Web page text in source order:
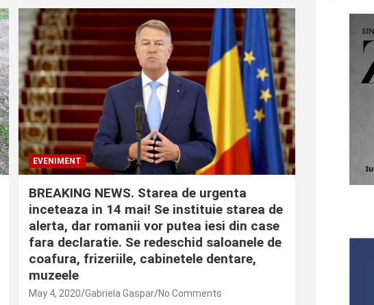
EVENIMENT
BREAKING NEWS. Starea de urgenta
inceteaza in 14 mai! Se instituie starea de
alerta, dar romanii vor putea iesi din case
fara declaratie. Se redeschid saloanele de
coafura, frizeriile, cabinetele dentare,
muzeele
May 4, 2020 Gabriela Gaspar No Comments